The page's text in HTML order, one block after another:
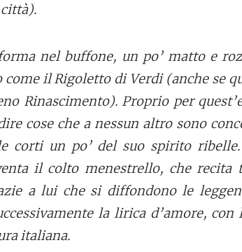
nel buffone, un po’ matto e
il Rigoletto di Verdi (anche se
Rinascimento). Proprio per
cose che a nessun altro sono
corti un po’ del suo spirito
il colto menestrello, che recita
a lui che si diffondono le
la lirica d’amore, con
italiana.